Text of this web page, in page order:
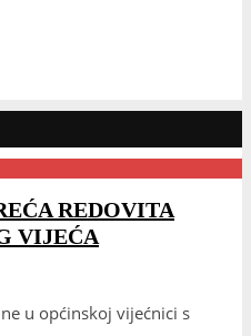
REDOVITA
VIJEĆA
u općinskoj vijećnici s